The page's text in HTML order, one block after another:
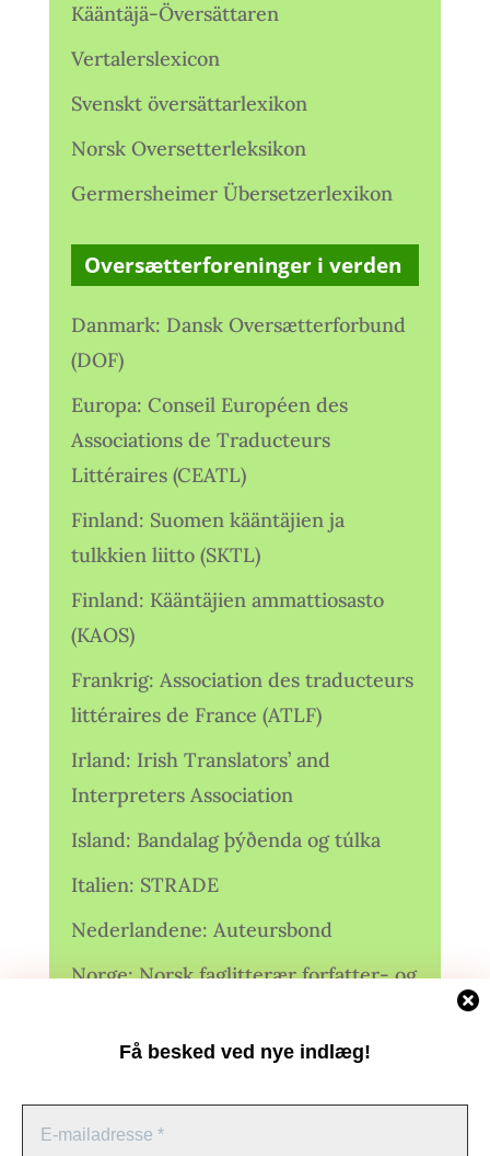
Få besked ved nye indlæg!
Kääntäjä-Översättaren
Vertalerslexicon
Svenskt översättarlexikon
Norsk Oversetterleksikon
Germersheimer Übersetzerlexikon
Oversætterforeninger i verden
Danmark: Dansk Oversætterforbund
(DOF)
Europa: Conseil Européen des
Associations de Traducteurs
Littéraires (CEATL)
Finland: Suomen kääntäjien ja
tulkkien liitto (SKTL)
Finland: Kääntäjien ammattiosasto
(KAOS)
Frankrig: Association des traducteurs
littéraires de France (ATLF)
Irland: Irish Translators’ and
Interpreters Association
Island: Bandalag þýðenda og túlka
Italien: STRADE
Nederlandene: Auteursbond
Norge: Norsk faglitterær forfatter- og
Norge: Norsk Oversetterforening
Polen: Stowarzyszenie Tłumaczy
Literatury